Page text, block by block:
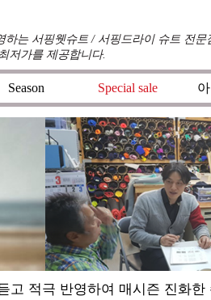
하는 서핑웻슈트 / 서핑드라이 슈트 전문
저가를 제공합니다.
Season Special sale
고 적극 반영하여 매시즌 진화